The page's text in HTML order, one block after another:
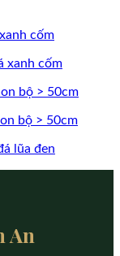
cốm
xanh cốm
bộ > 50cm
bộ > 50cm
lũa đen
An